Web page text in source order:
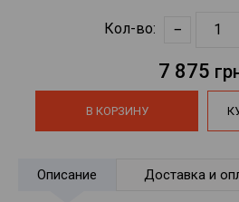
Кол-во: −
7 875
В КОРЗИНУ
Описание Доставка и